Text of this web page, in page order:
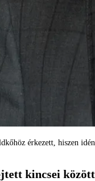
érkezett, hiszen
kincsei között